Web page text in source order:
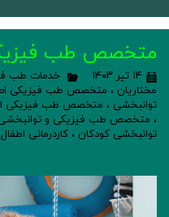
متخصص طب
۱۴ تیر ۱۴۰۳ خدمات طب
مختاریان ، متخصص طب فیزیکی
توانبخشی ، متخصص طب فیزیکی
، متخصص طب فیزیکی و توانبخشی
توانبخشی کودکان ، کاردرمانی اطفال